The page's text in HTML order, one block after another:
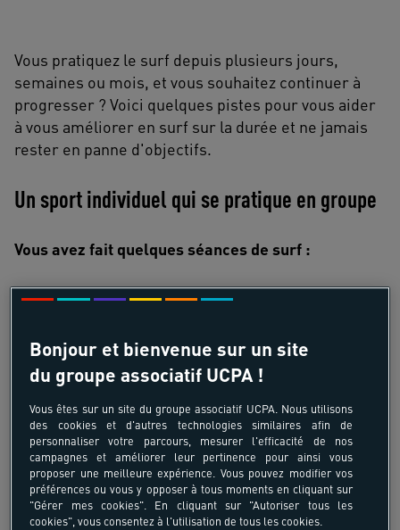
Vous pratiquez le surf depuis plusieurs jours,
semaines ou mois, et vous souhaitez continuer à
progresser ? Voici quelques pistes pour vous aider
à vous améliorer en surf sur la durée et ne jamais
rester en panne d'objectifs.
Un sport individuel qui se pratique en groupe
Vous avez fait quelques séances de surf :
Même en maîtrisant une bonne partie des bases, il
révéler totalement ses sensations.
Quelques
leçons seront nécessaires pour acquérir une
autonomie suffisante. Si vous pratiquez quelques
jours par an, vous aurezprobablement perdu,
même inconsciemment, certaines bonnes
pratiquesqu’il vous faudra ré-aborder pour ne pas
perdre de temps ou même prendre de risques.
La meilleure solution sera, dans un premier temps,
Bonjour et bienvenue sur un site
du groupe associatif UCPA !
Vous êtes sur un site du groupe associatif UCPA. Nous utilisons
des cookies et d'autres technologies similaires afin de
personnaliser votre parcours, mesurer l'efficacité de nos
campagnes et améliorer leur pertinence pour ainsi vous
proposer une meilleure expérience. Vous pouvez modifier vos
préférences ou vous y opposer à tous moments en cliquant sur
"Gérer mes cookies". En cliquant sur "Autoriser tous les
cookies", vous consentez à l'utilisation de tous les cookies.